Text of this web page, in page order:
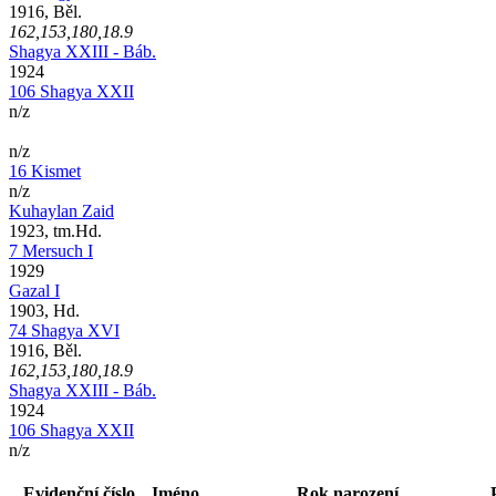
1916, Běl.
162,153,180,18.9
Shagya XXIII - Báb.
1924
106 Shagya XXII
n/z
n/z
16 Kismet
n/z
Kuhaylan Zaid
1923, tm.Hd.
7 Mersuch I
1929
Gazal I
1903, Hd.
74 Shagya XVI
1916, Běl.
162,153,180,18.9
Shagya XXIII - Báb.
1924
106 Shagya XXII
n/z